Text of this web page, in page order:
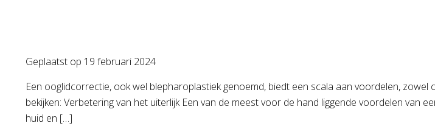
Geplaatst op 19 februari 2024
Een ooglidcorrectie, ook wel blepharoplastiek genoemd, biedt een scala aan voordelen,
bekijken: Verbetering van het uiterlijk Een van de meest voor de hand liggende voordelen van
huid en […]